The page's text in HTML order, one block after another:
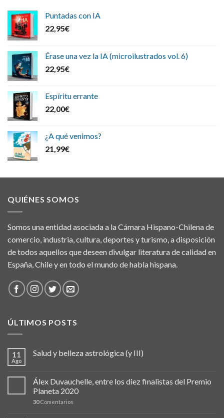
Puntadas con IA
22,95€
Érase una vez la IA (microilustrados vol. 6)
22,95€
Espíritu errante
22,00€
¿A qué venimos?
21,99€
QUIÉNES SOMOS
Somos una entidad asociada a la Cámara Hispano-Chilena de
comercio, industria, cultura, deportes y turismo, a disposición
de todos aquellos que deseen divulgar literatura de calidad en
España, Chile y en todo el mundo de habla hispana.
ÚLTIMOS POSTS
11
Ago
Salud y belleza astrológica (y III)
Álex Duvauchelle, entre los diez finalistas del Premio
Planeta 2020
30Comentarios